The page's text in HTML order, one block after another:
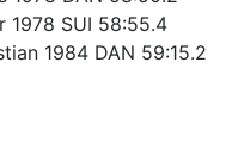
1978 SUI 58:55.4
1984 DAN 59:15.2